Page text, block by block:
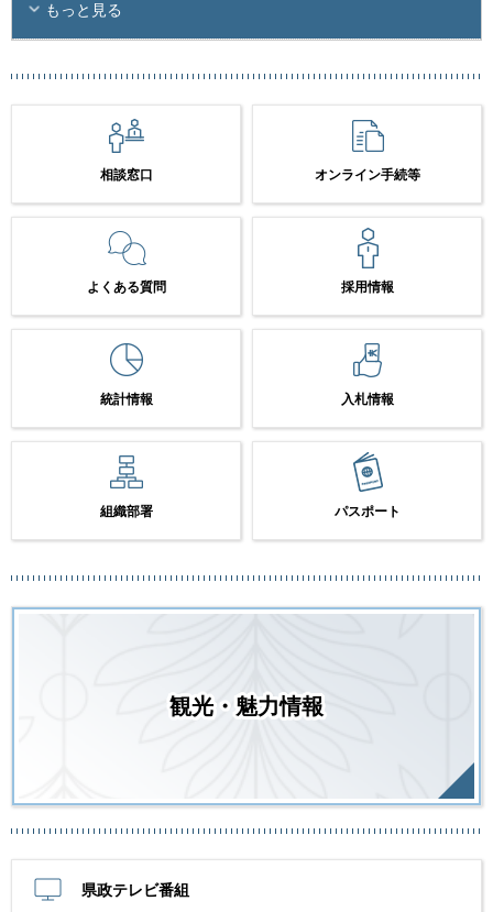
もっと見る
相談窓口 オンライン手続等
よくある質問 採用情報
統計情報 入札情報
組織部署 パスポート
観光・魅力情報
県政テレビ番組